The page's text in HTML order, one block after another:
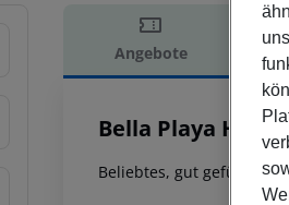
Angebote
Bella Playa Hotel
Beliebtes, gut geführtes